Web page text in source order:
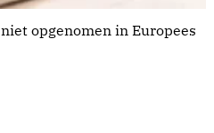
opgenomen in Europees